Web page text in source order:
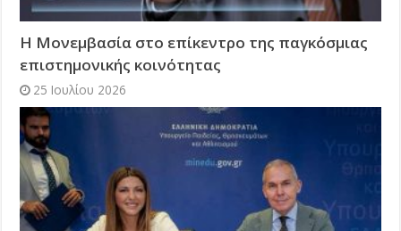
Η Μονεμβασία στο επίκεντρο της παγκόσμιας
επιστημονικής κοινότητας
25 Ιουλίου 2026